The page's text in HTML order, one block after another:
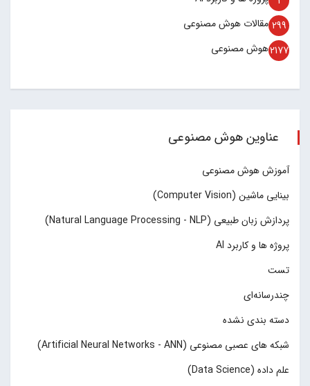
مقالات هوش مصنوعی 299
هوش مصنوعی2177
عناوین هوش مصنوعی
آموزش هوش مصنوعی
بینایی ماشین (Computer Vision)
پردازش زبان طبیعی (Natural Language Processing - NLP)
پروژه ها و کاربرد AI
تست
چند‌‌رسانه‌ای
دسته بندی نشده
شبکه های عصبی مصنوعی (Artificial Neural Networks - ANN)
علم داده (Data Science)